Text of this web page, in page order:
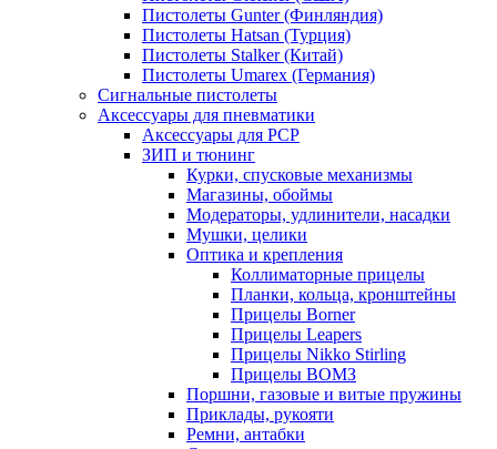
Пистолеты Gunter (Финляндия)
Пистолеты Hatsan (Турция)
Пистолеты Stalker (Китай)
Пистолеты Umarex (Германия)
Сигнальные пистолеты
Аксессуары для пневматики
Аксессуары для PCP
ЗИП и тюнинг
Курки, спусковые механизмы
Магазины, обоймы
Модераторы, удлинители, насадки
Мушки, целики
Оптика и крепления
Коллиматорные прицелы
Планки, кольца, кронштейны
Прицелы Borner
Прицелы Leapers
Прицелы Nikko Stirling
Прицелы ВОМЗ
Поршни, газовые и витые пружины
Приклады, рукояти
Ремни, антабки